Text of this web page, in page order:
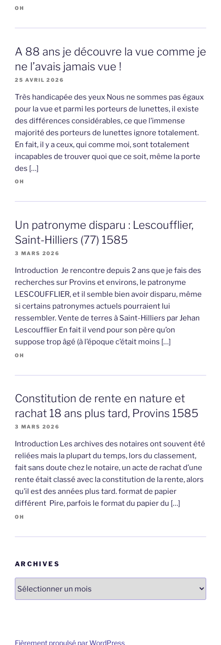
OH
A 88 ans je découvre la vue comme je
ne l’avais jamais vue !
25 AVRIL 2026
Très handicapée des yeux Nous ne sommes pas égaux
pour la vue et parmi les porteurs de lunettes, il existe
des différences considérables, ce que l’immense
majorité des porteurs de lunettes ignore totalement.
En fait, il y a ceux, qui comme moi, sont totalement
incapables de trouver quoi que ce soit, même la porte
des […]
OH
Un patronyme disparu : Lescoufflier,
Saint-Hilliers (77) 1585
3 MARS 2026
Introduction Je rencontre depuis 2 ans que je fais des
recherches sur Provins et environs, le patronyme
LESCOUFFLIER, et il semble bien avoir disparu, même
si certains patronymes actuels pourraient lui
ressembler. Vente de terres à Saint-Hilliers par Jehan
Lescoufflier En fait il vend pour son père qu’on
suppose trop âgé (à l’époque c’était moins […]
OH
Constitution de rente en nature et
rachat 18 ans plus tard, Provins 1585
3 MARS 2026
Introduction Les archives des notaires ont souvent été
reliées mais la plupart du temps, lors du classement,
fait sans doute chez le notaire, un acte de rachat d’une
rente était classé avec la constitution de la rente, alors
qu’il est des années plus tard. format de papier
différent Pire, parfois le format du papier du […]
OH
ARCHIVES
Fièrement propulsé par WordPress